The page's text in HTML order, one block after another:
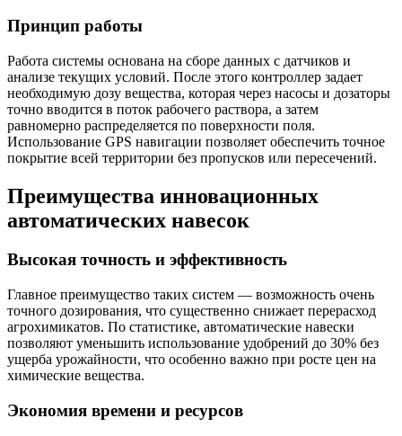
Принцип работы
Работа системы основана на сборе данных с датчиков и
анализе текущих условий. После этого контроллер задает
необходимую дозу вещества, которая через насосы и дозаторы
точно вводится в поток рабочего раствора, а затем
равномерно распределяется по поверхности поля.
Использование GPS навигации позволяет обеспечить точное
покрытие всей территории без пропусков или пересечений.
Преимущества инновационных
автоматических навесок
Высокая точность и эффективность
Главное преимущество таких систем — возможность очень
точного дозирования, что существенно снижает перерасход
агрохимикатов. По статистике, автоматические навески
позволяют уменьшить использование удобрений до 30% без
ущерба урожайности, что особенно важно при росте цен на
химические вещества.
Экономия времени и ресурсов